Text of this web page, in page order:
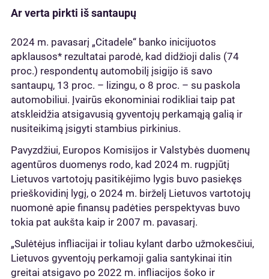
Ar verta pirkti iš santaupų
2024 m. pavasarį „Citadele“ banko inicijuotos
apklausos* rezultatai parodė, kad didžioji dalis (74
proc.) respondentų automobilį įsigijo iš savo
santaupų, 13 proc. – lizingu, o 8 proc. – su paskola
automobiliui. Įvairūs ekonominiai rodikliai taip pat
atskleidžia atsigavusią gyventojų perkamąją galią ir
nusiteikimą įsigyti stambius pirkinius.
Pavyzdžiui, Europos Komisijos ir Valstybės duomenų
agentūros duomenys rodo, kad 2024 m. rugpjūtį
Lietuvos vartotojų pasitikėjimo lygis buvo pasiekęs
prieškovidinį lygį, o 2024 m. birželį Lietuvos vartotojų
nuomonė apie finansų padėties perspektyvas buvo
tokia pat aukšta kaip ir 2007 m. pavasarį.
„Sulėtėjus infliacijai ir toliau kylant darbo užmokesčiui,
Lietuvos gyventojų perkamoji galia santykinai itin
greitai atsigavo po 2022 m. infliacijos šoko ir